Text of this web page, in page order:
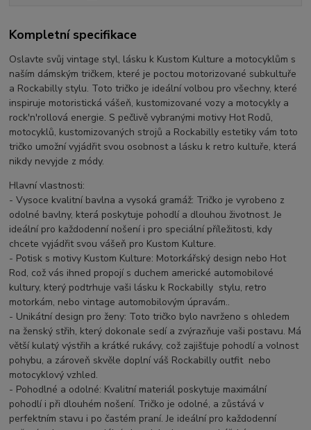
Kompletní specifikace
Oslavte svůj vintage styl, lásku k Kustom Kulture a motocyklům s
naším dámským tričkem, které je poctou motorizované subkultuře
a Rockabilly stylu. Toto tričko je ideální volbou pro všechny, které
inspiruje motoristická vášeň, kustomizované vozy a motocykly a
rock'n'rollová energie. S pečlivě vybranými motivy Hot Rodů,
motocyklů, kustomizovaných strojů a Rockabilly estetiky vám toto
tričko umožní vyjádřit svou osobnost a lásku k retro kultuře, která
nikdy nevyjde z módy.
Hlavní vlastnosti:
- Vysoce kvalitní bavlna a vysoká gramáž: Tričko je vyrobeno z
odolné bavlny, která poskytuje pohodlí a dlouhou životnost. Je
ideální pro každodenní nošení i pro speciální příležitosti, kdy
chcete vyjádřit svou vášeň pro Kustom Kulture.
- Potisk s motivy Kustom Kulture: Motorkářský design nebo Hot
Rod, což vás ihned propojí s duchem americké automobilové
kultury, který podtrhuje vaši lásku k Rockabilly stylu, retro
motorkám, nebo vintage automobilovým úpravám..
- Unikátní design pro ženy: Toto tričko bylo navrženo s ohledem
na ženský střih, který dokonale sedí a zvýrazňuje vaši postavu. Má
větší kulatý výstřih a krátké rukávy, což zajišťuje pohodlí a volnost
pohybu, a zároveň skvěle doplní váš Rockabilly outfit nebo
motocyklový vzhled.
- Pohodlné a odolné: Kvalitní materiál poskytuje maximální
pohodlí i při dlouhém nošení. Tričko je odolné, a zůstává v
perfektním stavu i po častém praní. Je ideální pro každodenní